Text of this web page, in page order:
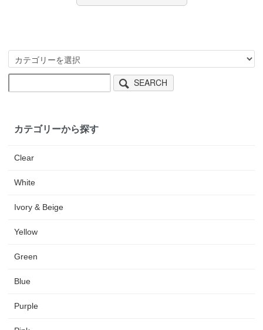
SEARCH
カテゴリーから探す
Clear
White
Ivory & Beige
Yellow
Green
Blue
Purple